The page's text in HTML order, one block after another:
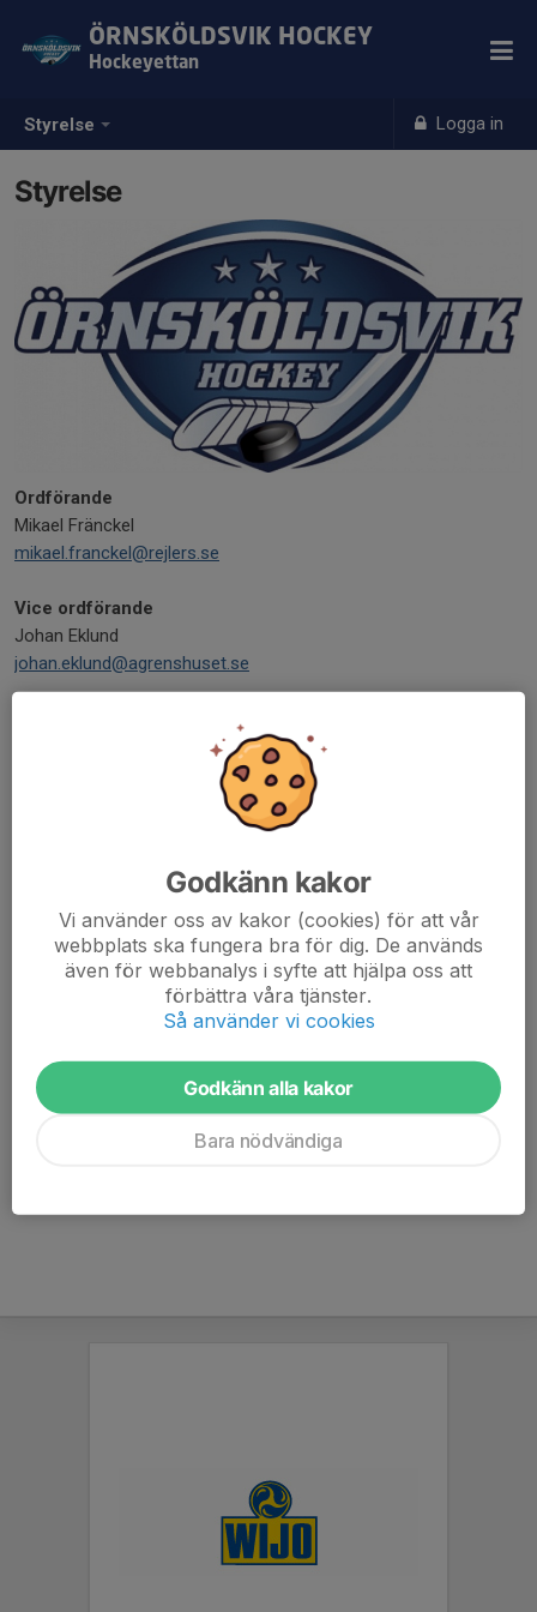
Styrelse Logga in
ÖRNSKÖLDSVIK HOCKEY
Hockeyettan
Styrelse
Ordförande
Mikael Fränckel
mikael.franckel@rejlers.se
Vice ordförande
Johan Eklund
johan.eklund@agrenshuset.se
Carolin Jonsson
carolinsve@hotmail.com
rickard.pellny@ovikenergi.se
Ekonomi
ekonomi@ornskoldsvikhockey.com
Godkänn kakor
Vi använder oss av kakor (cookies) för att vår
webbplats ska fungera bra för dig. De används
även för webbanalys i syfte att hjälpa oss att
förbättra våra tjänster.
Så använder vi cookies
Godkänn alla kakor
Bara nödvändiga